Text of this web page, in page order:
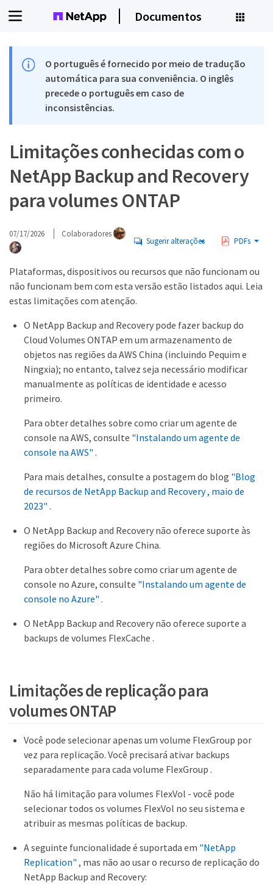
Documentos
O português é fornecido por meio de tradução
automática para sua conveniência. O inglês
precede o português em caso de
inconsistências.
Limitações conhecidas com o
NetApp Backup and Recovery
para volumes ONTAP
07/17/2026 Colaboradores
Sugerir alterações PDFs
Plataformas, dispositivos ou recursos que não funcionam ou
não funcionam bem com esta versão estão listados aqui. Leia
estas limitações com atenção.
O NetApp Backup and Recovery pode fazer backup do
Cloud Volumes ONTAP em um armazenamento de
objetos nas regiões da AWS China (incluindo Pequim e
Ningxia); no entanto, talvez seja necessário modificar
manualmente as políticas de identidade e acesso
primeiro.
Para obter detalhes sobre como criar um agente de
console na AWS, consulte "Instalando um agente de
console na AWS" .
Para mais detalhes, consulte a postagem do blog "Blog
de recursos de NetApp Backup and Recovery , maio de
2023" .
O NetApp Backup and Recovery não oferece suporte às
regiões do Microsoft Azure China.
Para obter detalhes sobre como criar um agente de
console no Azure, consulte "Instalando um agente de
console no Azure" .
O NetApp Backup and Recovery não oferece suporte a
backups de volumes FlexCache .
Limitações de replicação para
volumes ONTAP
Você pode selecionar apenas um volume FlexGroup por
vez para replicação. Você precisará ativar backups
separadamente para cada volume FlexGroup .
Não há limitação para volumes FlexVol - você pode
selecionar todos os volumes FlexVol no seu sistema e
atribuir as mesmas políticas de backup.
A seguinte funcionalidade é suportada em "NetApp
Replication" , mas não ao usar o recurso de replicação do
NetApp Backup and Recovery: